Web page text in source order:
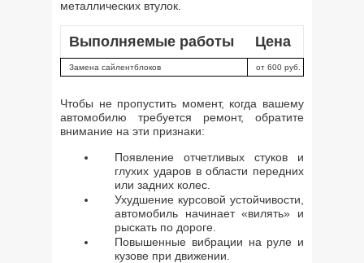
металлических втулок.
Выполняемые работы Цена
Замена сайлентблоков от 600 руб.
Чтобы не пропустить момент, когда вашему
автомобилю требуется ремонт, обратите
внимание на эти признаки:
Появление отчетливых стуков и
глухих ударов в области передних
или задних колес.
Ухудшение курсовой устойчивости,
автомобиль начинает «вилять» и
рыскать по дороге.
Повышенные вибрации на руле и
кузове при движении.